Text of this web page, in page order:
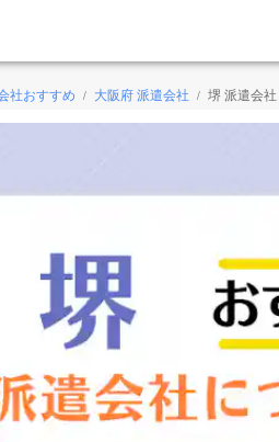
社おすすめ / 大阪府 派遣会社 / 堺 派遣会社